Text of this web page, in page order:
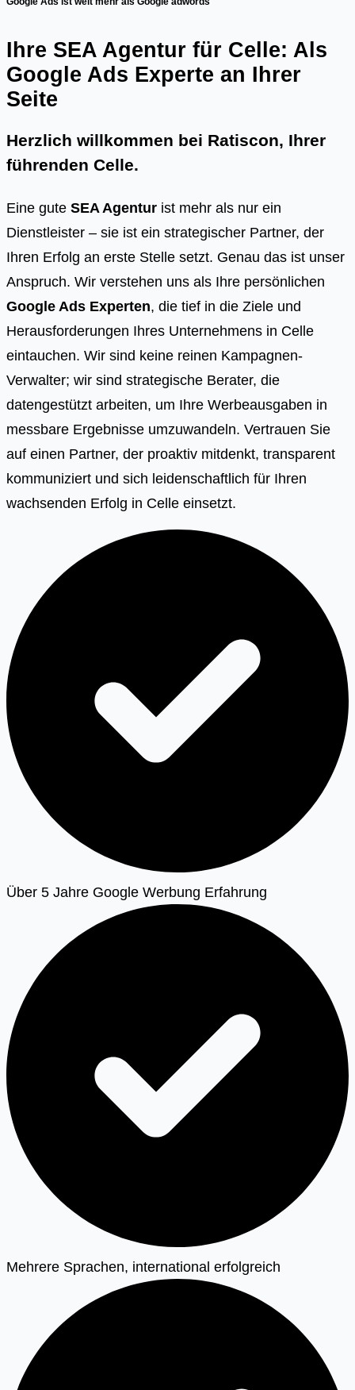
Ihre SEA Agentur für Celle: Als
Google Ads Experte an Ihrer
Seite
Herzlich willkommen bei Ratiscon, Ihrer
führenden Celle.
Eine gute SEA Agentur ist mehr als nur ein
Dienstleister – sie ist ein strategischer Partner, der
Ihren Erfolg an erste Stelle setzt. Genau das ist unser
Anspruch. Wir verstehen uns als Ihre persönlichen
Google Ads Experten, die tief in die Ziele und
Herausforderungen Ihres Unternehmens in Celle
eintauchen. Wir sind keine reinen Kampagnen-
Verwalter; wir sind strategische Berater, die
datengestützt arbeiten, um Ihre Werbeausgaben in
messbare Ergebnisse umzuwandeln. Vertrauen Sie
auf einen Partner, der proaktiv mitdenkt, transparent
kommuniziert und sich leidenschaftlich für Ihren
wachsenden Erfolg in Celle einsetzt.
Über 5 Jahre Google Werbung Erfahrung
Mehrere Sprachen, international erfolgreich